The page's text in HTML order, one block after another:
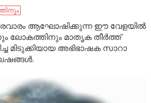
ആഘോഷിക്കുന്ന ഈ വേളയിൽ
ലോകത്തിനും മാതൃക തീർത്ത്
മിടുക്കിയായ അഭിഭാഷക സാറാ